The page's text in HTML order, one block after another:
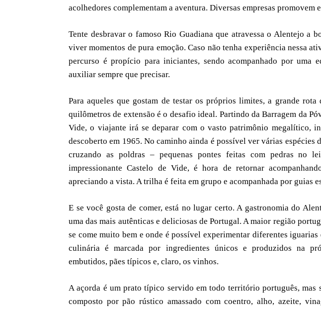
acolhedores complementam a aventura. Diversas empresas promovem
Tente desbravar o famoso Rio Guadiana que atravessa o Alentejo a
viver momentos de pura emoção. Caso não tenha experiência nessa
percurso é propício para iniciantes, sendo acompanhado por uma
auxiliar sempre que precisar.
Para aqueles que gostam de testar os próprios limites, a grande
quilômetros de extensão é o desafio ideal. Partindo da Barragem da
Vide, o viajante irá se deparar com o vasto patrimônio megalítico,
descoberto em 1965. No caminho ainda é possível ver várias espécies
cruzando as poldras – pequenas pontes feitas com pedras no
impressionante Castelo de Vide, é hora de retornar
apreciando a vista. A trilha é feita em grupo e acompanhada por guias
E se você gosta de comer, está no lugar certo. A gastronomia do
uma das mais autênticas e deliciosas de Portugal. A maior região
se come muito bem e onde é possível experimentar diferentes
culinária é marcada por ingredientes únicos e produzidos na
embutidos, pães típicos e, claro, os vinhos.
A açorda é um prato típico servido em todo território português, mas
composto por pão rústico amassado com coentro, alho, azeite,